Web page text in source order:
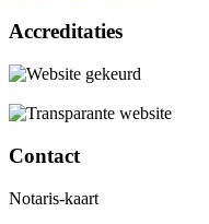
Accreditaties
Contact
Notaris-kaart